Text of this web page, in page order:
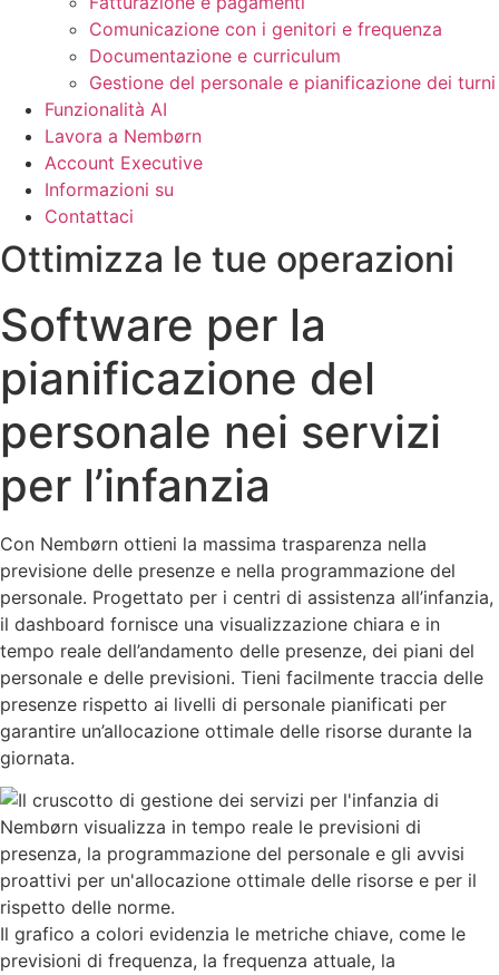
Comunicazione con i genitori e frequenza
Documentazione e curriculum
Gestione del personale e pianificazione dei turni
Funzionalità AI
Lavora a Nembørn
Account Executive
Informazioni su
Contattaci
Ottimizza le tue operazioni
Software per la
pianificazione del
personale nei servizi
per l’infanzia
Con Nembørn ottieni la massima trasparenza nella
previsione delle presenze e nella programmazione del
personale. Progettato per i centri di assistenza all’infanzia,
il dashboard fornisce una visualizzazione chiara e in
tempo reale dell’andamento delle presenze, dei piani del
personale e delle previsioni. Tieni facilmente traccia delle
presenze rispetto ai livelli di personale pianificati per
garantire un’allocazione ottimale delle risorse durante la
giornata.
Il grafico a colori evidenzia le metriche chiave, come le
previsioni di frequenza, la frequenza attuale, la